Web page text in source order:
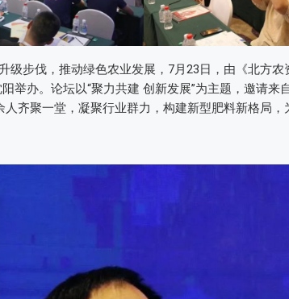
级步伐，推动绿色农业发展，7月23日，由《北方农
举办。论坛以“聚力共建 创新发展”为主题，邀请来
齐聚一堂，凝聚行业群力，构建新型肥料新格局，